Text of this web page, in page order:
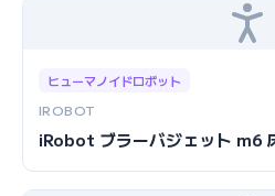
ヒューマノイドロボット
IROBOT
iRobot ブラーバジェット m6